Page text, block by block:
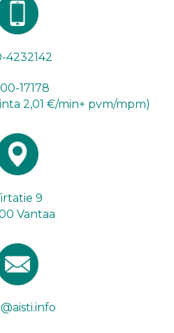
4232142
17178
2,01 €/min+ pvm/mpm)
9
Vantaa